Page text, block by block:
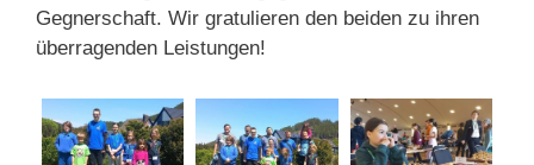
Gegnerschaft. Wir gratulieren den beiden zu ihren
überragenden Leistungen!